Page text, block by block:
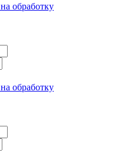
обработку
обработку